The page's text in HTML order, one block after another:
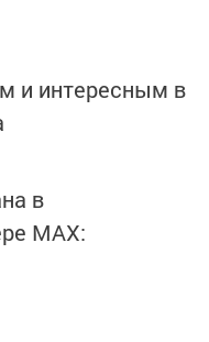
и интересным в
в
MАХ: